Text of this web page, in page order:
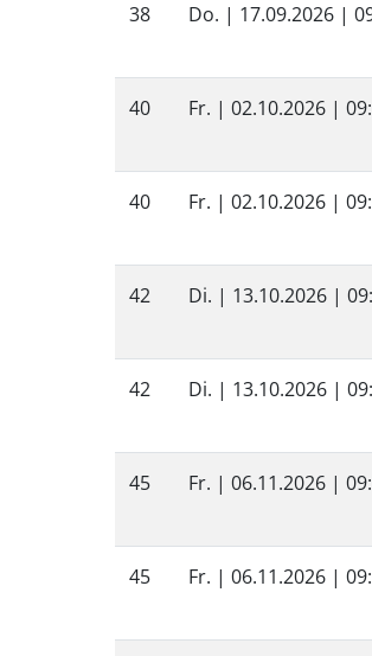
38 Do. | 17.09.2026 |
40 Fr. |02.10.2026 |
40 Fr. |02.10.2026 |
42 Di. | 13.10.2026 |
42 Di. | 13.10.2026 |
45 Fr. |06.11.2026 |
45 Fr. |06.11.2026 |